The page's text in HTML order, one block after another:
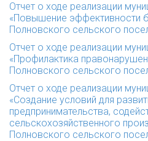
Отчет о ходе реализации
«Повышение эффективности
Полновского сельского
Отчет о ходе реализации
«Профилактика
Полновского сельского
Отчет о ходе реализации
«Создание условий для
предпринимательства,
сельскохозяйственного
Полновского сельского